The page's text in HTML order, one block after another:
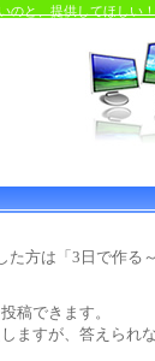
のと、提供してほし
た方は「3日で作る
稿できます。
ますが、答えられ